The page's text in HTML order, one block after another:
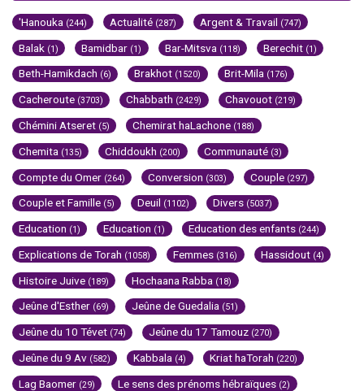
'Hanouka (244) Actualité (287) Argent & Travail (747)
Balak (1) Bamidbar (1) Bar-Mitsva (118) Berechit (1)
Beth-Hamikdach (6) Brakhot (1520) Brit-Mila (176)
Cacheroute (3703) Chabbath (2429) Chavouot (219)
Chémini Atseret (5) Chemirat haLachone (188)
Chemita (135) Chiddoukh (200) Communauté (3)
Compte du Omer (264) Conversion (303) Couple (297)
Couple et Famille (5) Deuil (1102) Divers (5037)
Education (1) Education (1) Education des enfants (244)
Explications de Torah (1058) Femmes (316) Hassidout (4)
Histoire Juive (189) Hochaana Rabba (18)
Jeûne d'Esther (69) Jeûne de Guedalia (51)
Jeûne du 10 Tévet (74) Jeûne du 17 Tamouz (270)
Jeûne du 9 Av (582) Kabbala (4) Kriat haTorah (220)
Lag Baomer (29) Le sens des prénoms hébraïques (2)